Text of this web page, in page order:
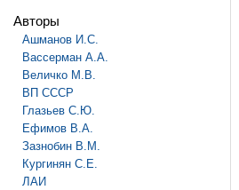
Авторы
Ашманов И.С.
Вассерман А.А.
Величко М.В.
ВП СССР
Глазьев С.Ю.
Ефимов В.А.
Зазнобин В.М.
Кургинян С.Е.
ЛАИ